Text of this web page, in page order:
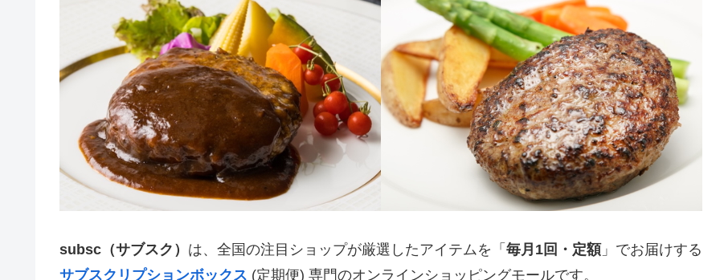
subsc（サブスク） は、全国の注目ショップが厳選したアイテムを「 毎月1回・定額 」でお届けする
サブスクリプションボックス (定期便) 専門のオンラインショッピングモールです。